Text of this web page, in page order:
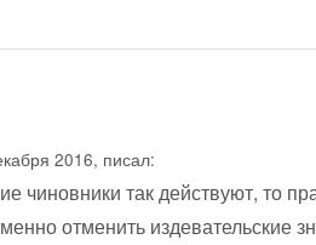
2016, писал:
чиновники так действуют, то
отменить издевательские